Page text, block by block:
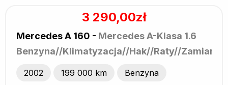
3 290,00zł
Mercedes A 160 - Mercedes A-Klasa 1.6
Benzyna//Klimatyzacja//Hak//Raty//Zamiana
2002 199 000 km Benzyna